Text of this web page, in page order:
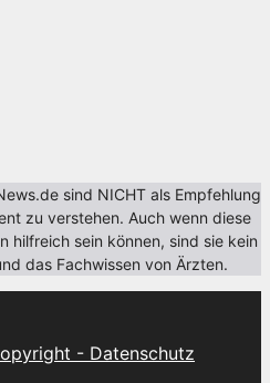
sind NICHT als Empfehlung
zu verstehen. Auch wenn diese
hilfreich sein können, sind sie kein
das Fachwissen von Ärzten.
- Datenschutz